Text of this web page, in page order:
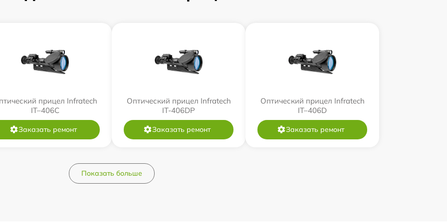
прицел Infratech
IT–406С
Заказать ремонт
Оптический прицел Infratech
IT-406DP
Заказать ремонт
Оптический прицел Infratech
IT–406D
Заказать ремонт
Показать больше